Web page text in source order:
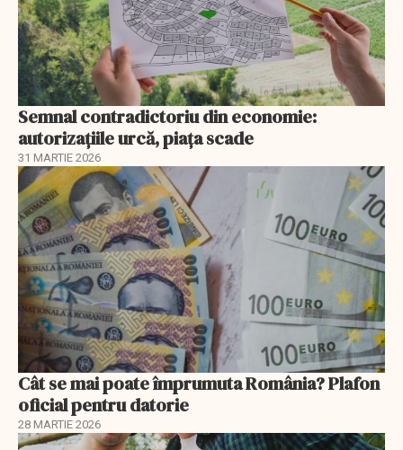
Semnal contradictoriu din economie:
autorizațiile urcă, piața scade
31 MARTIE 2026
Cât se mai poate împrumuta România? Plafon
oficial pentru datorie
28 MARTIE 2026